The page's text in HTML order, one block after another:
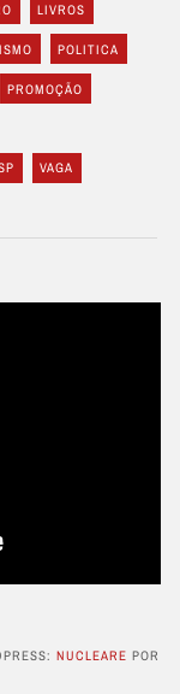
LIVROS
POLITICA
PROMOÇÃO
VAGA
NUCLEARE POR